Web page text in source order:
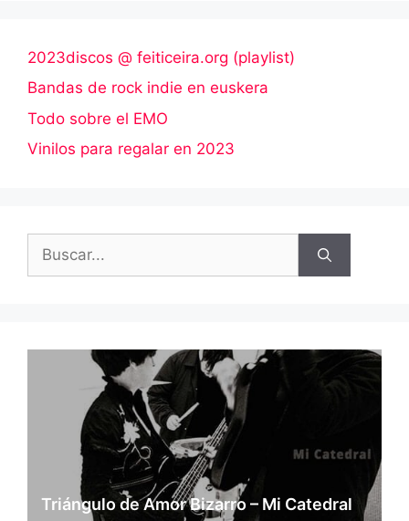
2023discos @ feiticeira.org (playlist)
Bandas de rock indie en euskera
Todo sobre el EMO
Vinilos para regalar en 2023
Buscar:
Triángulo de Amor Bizarro – Mi Catedral